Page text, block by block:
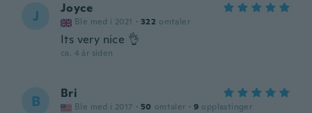
J Joyce
Ble med i 2021 · 322 omtaler
Its very nice 👌
ca. 4 år siden
B Bri
Ble med i 2017 · 50 omtaler · 9 opplastinger